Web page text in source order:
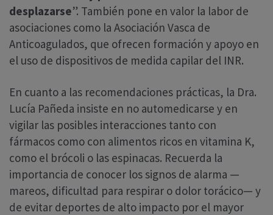
desplazarse”. También pone en valor la labor de
asociaciones como la Asociación Vasca de
Anticoagulados, que ofrecen formación y apoyo en
el uso de dispositivos de medida capilar del INR.
En cuanto a las recomendaciones prácticas, la Dra.
Lucía Pañeda insiste en no automedicarse y en
vigilar las posibles interacciones tanto con
fármacos como con alimentos ricos en vitamina K,
como el brócoli o las espinacas. Recuerda la
importancia de conocer los signos de alarma —
mareos, dificultad para respirar o dolor torácico— y
de evitar deportes de alto impacto por el mayor